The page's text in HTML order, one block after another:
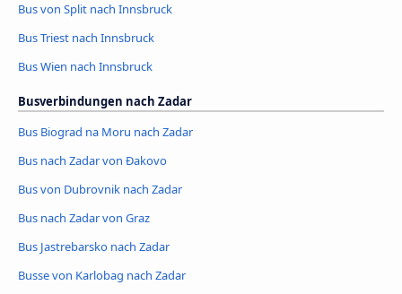
Bus von Split nach Innsbruck
Bus Triest nach Innsbruck
Bus Wien nach Innsbruck
Busverbindungen nach Zadar
Bus Biograd na Moru nach Zadar
Bus nach Zadar von Đakovo
Bus von Dubrovnik nach Zadar
Bus nach Zadar von Graz
Bus Jastrebarsko nach Zadar
Busse von Karlobag nach Zadar